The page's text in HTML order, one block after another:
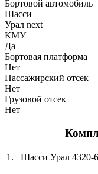
Бортовой автомобиль
Шасси
Урал next
КМУ
Да
Бортовая платформа
Нет
Пассажирский отсек
Нет
Грузовой отсек
Нет
1. Шасси Урал 4320-